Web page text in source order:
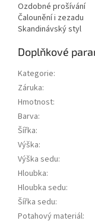
Ozdobné prošívání
Čalounění i zezadu
Skandinávský styl
Doplňkové
Kategorie:
Záruka:
Hmotnost:
Barva:
Šířka:
Výška:
Výška sedu:
Hloubka:
Hloubka sedu:
Šířka sedu:
Potahový materiál: